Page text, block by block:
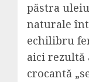
păstra
naturale
echilibru
aici rezultă
crocantă